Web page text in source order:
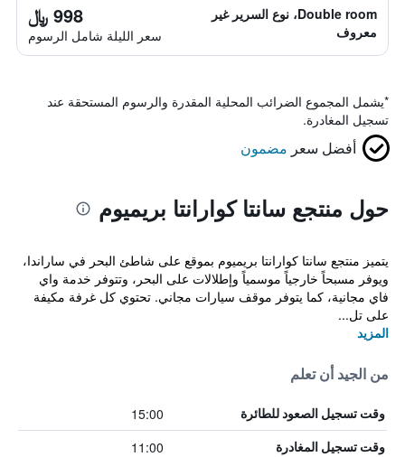
Double room، نوع السرير غير
معروف
998 ﷼
سعر الليلة شامل الرسوم
*يشمل المجموع الضرائب المحلية المقدرة والرسوم المستحقة عند
تسجيل المغادرة.
أفضل سعر مضمون
حول منتجع سانتا كوارانتا بريميوم
يتميز منتجع سانتا كوارانتا بريميوم بموقع على شاطئ البحر في ساراندا،
ويوفر مسبحاً خارجياً موسمياً وإطلالات على البحر، وتتوفر خدمة واي
فاي مجانية، كما يتوفر موقف سيارات مجاني. تحتوي كل غرفة مكيفة
على تل...
المزيد
من الجيد أن تعلم
وقت تسجيل الصعود للطائرة 15:00
وقت تسجيل المغادرة 11:00